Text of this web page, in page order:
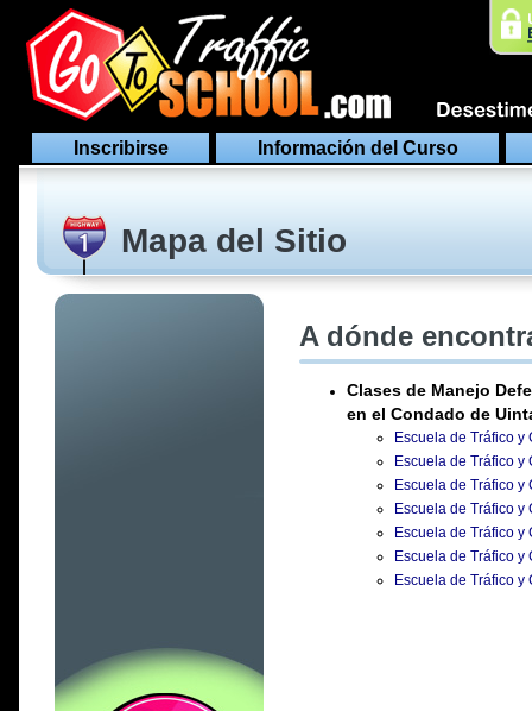
Inscribirse Información del Curso
Mapa del Sitio
A dónde
Clases de Manejo
en el Condado de
Escuela de Tráfico
Escuela de Tráfico
Escuela de Tráfico
Escuela de Tráfico
Escuela de Tráfico
Escuela de Tráfico
Escuela de Tráfico